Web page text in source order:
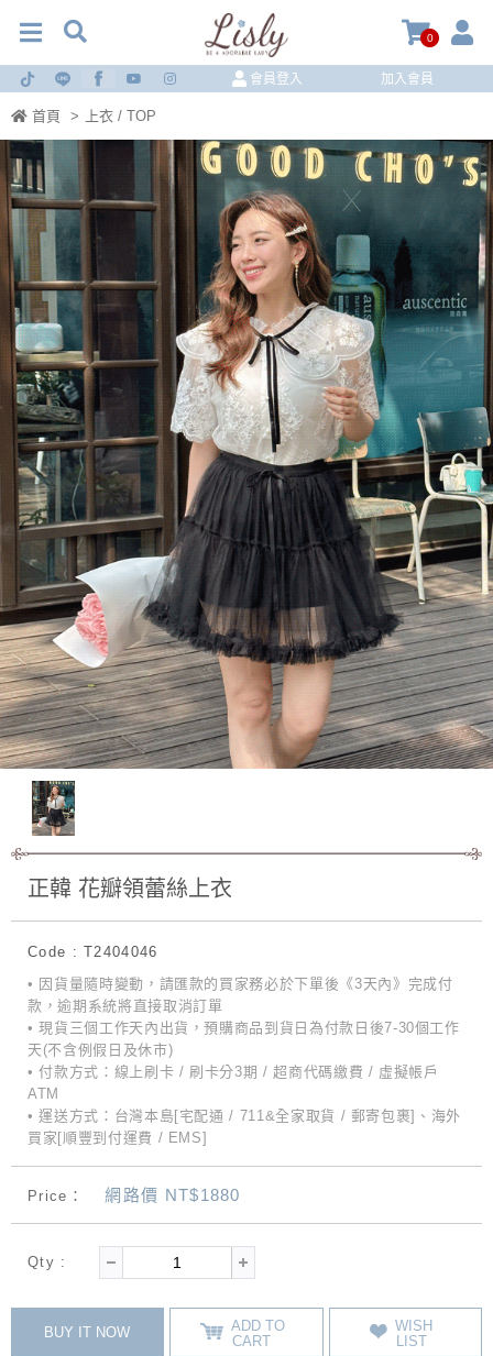
0
會員登入 加入會員
首頁 > 上衣 / TOP
正韓 花瓣領蕾絲上衣
Code : T2404046
• 因貨量隨時變動，請匯款的買家務必於下單後《3天內》完成付
款，逾期系統將直接取消訂單
• 現貨三個工作天內出貨，預購商品到貨日為付款日後7-30個工作
天(不含例假日及休市)
• 付款方式：線上刷卡 / 刷卡分3期 / 超商代碼繳費 / 虛擬帳戶
ATM
• 運送方式：台灣本島[宅配通 / 711&全家取貨 / 郵寄包裹]、海外
買家[順豐到付運費 / EMS]
Price：網路價 NT$1880
Qty :
BUY IT NOW
ADD TO
CART
WISH
LIST